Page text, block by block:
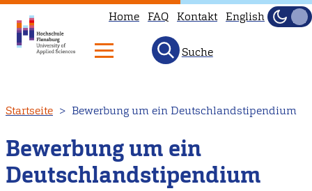
zum
Inhalt
Home FAQ Kontakt English
Hell
Suche
Startseite Bewerbung um ein Deutschlandstipendium
Bewerbung um ein
Deutschlandstipendium